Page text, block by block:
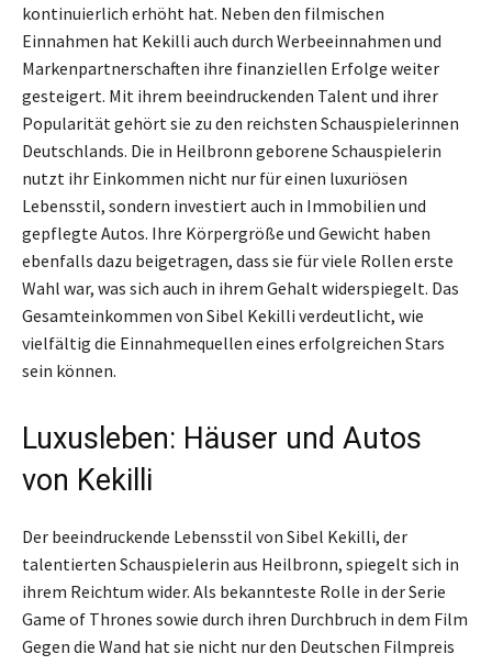
kontinuierlich erhöht hat. Neben den filmischen
Einnahmen hat Kekilli auch durch Werbeeinnahmen und
Markenpartnerschaften ihre finanziellen Erfolge weiter
gesteigert. Mit ihrem beeindruckenden Talent und ihrer
Popularität gehört sie zu den reichsten Schauspielerinnen
Deutschlands. Die in Heilbronn geborene Schauspielerin
nutzt ihr Einkommen nicht nur für einen luxuriösen
Lebensstil, sondern investiert auch in Immobilien und
gepflegte Autos. Ihre Körpergröße und Gewicht haben
ebenfalls dazu beigetragen, dass sie für viele Rollen erste
Wahl war, was sich auch in ihrem Gehalt widerspiegelt. Das
Gesamteinkommen von Sibel Kekilli verdeutlicht, wie
vielfältig die Einnahmequellen eines erfolgreichen Stars
sein können.
Luxusleben: Häuser und Autos
von Kekilli
Der beeindruckende Lebensstil von Sibel Kekilli, der
talentierten Schauspielerin aus Heilbronn, spiegelt sich in
ihrem Reichtum wider. Als bekannteste Rolle in der Serie
Game of Thrones sowie durch ihren Durchbruch in dem Film
Gegen die Wand hat sie nicht nur den Deutschen Filmpreis